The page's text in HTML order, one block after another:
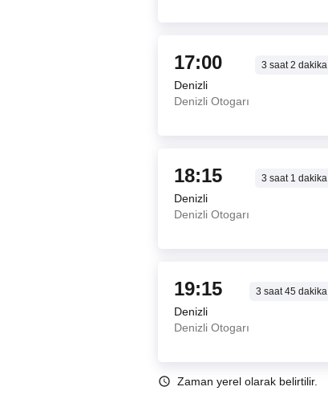
17:00 3 saat2 dakika
Denizli
Denizli Otogarı
18:15 3 saat1 dakika
Denizli
Denizli Otogarı
19:15 3 saat45 dakika
Denizli
Denizli Otogarı
Zaman yerel olarak belirtilir.